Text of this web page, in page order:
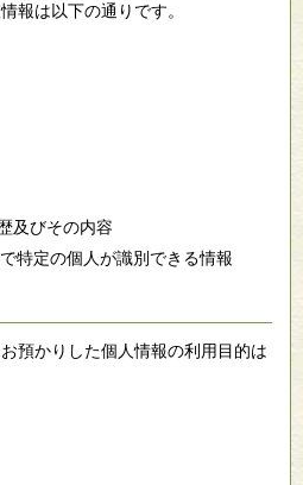
報は以下の通りです。
及びその内容
特定の個人が識別できる情報
預かりした個人情報の利用目的は